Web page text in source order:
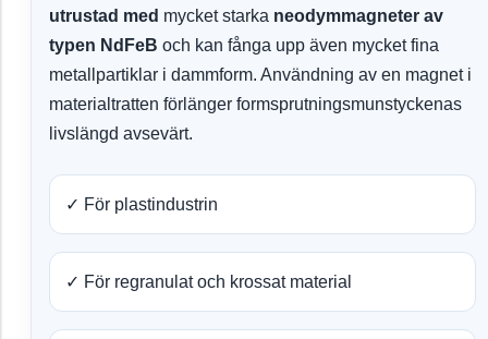
utrustad med mycket starka neodymmagneter av
typen NdFeB och kan fånga upp även mycket fina
metallpartiklar i dammform. Användning av en magnet i
materialtratten förlänger formsprutningsmunstyckenas
livslängd avsevärt.
✓ För plastindustrin
✓ För regranulat och krossat material